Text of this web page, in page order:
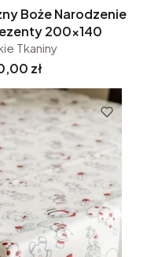
Boże Narodzenie
200x140
Tkaniny
zł